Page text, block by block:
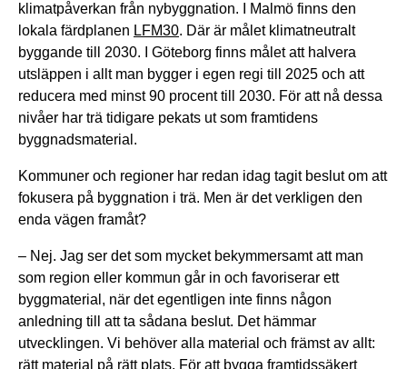
klimatpåverkan från nybyggnation. I Malmö finns den
lokala färdplanen LFM30. Där är målet klimatneutralt
byggande till 2030. I Göteborg finns målet att halvera
utsläppen i allt man bygger i egen regi till 2025 och att
reducera med minst 90 procent till 2030. För att nå dessa
nivåer har trä tidigare pekats ut som framtidens
byggnadsmaterial.
Kommuner och regioner har redan idag tagit beslut om att
fokusera på byggnation i trä. Men är det verkligen den
enda vägen framåt?
– Nej. Jag ser det som mycket bekymmersamt att man
som region eller kommun går in och favoriserar ett
byggmaterial, när det egentligen inte finns någon
anledning till att ta sådana beslut. Det hämmar
utvecklingen. Vi behöver alla material och främst av allt:
rätt material på rätt plats. För att bygga framtidssäkert